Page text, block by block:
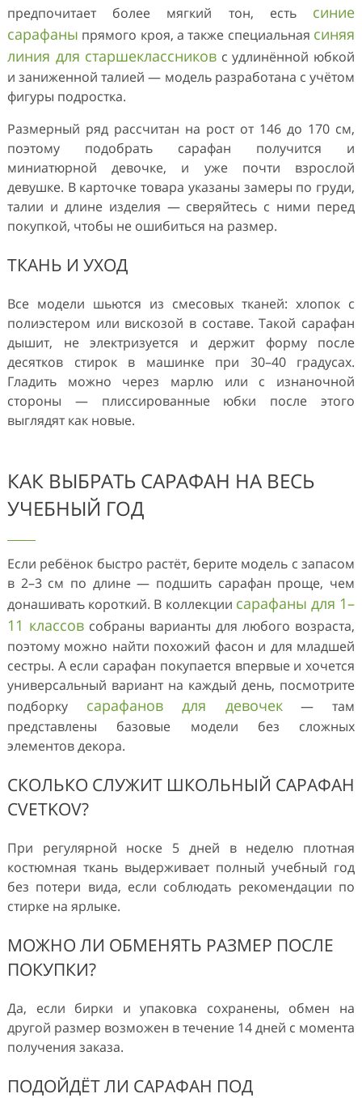
предпочитает более мягкий тон, есть синие
сарафаны прямого кроя, а также специальная синяя
линия для старшеклассников с удлинённой юбкой
и заниженной талией — модель разработана с учётом
фигуры подростка.
Размерный ряд рассчитан на рост от 146 до 170 см,
поэтому подобрать сарафан получится и
миниатюрной девочке, и уже почти взрослой
девушке. В карточке товара указаны замеры по груди,
талии и длине изделия — сверяйтесь с ними перед
покупкой, чтобы не ошибиться на размер.
ТКАНЬ И УХОД
Все модели шьются из смесовых тканей: хлопок с
полиэстером или вискозой в составе. Такой сарафан
дышит, не электризуется и держит форму после
десятков стирок в машинке при 30–40 градусах.
Гладить можно через марлю или с изнаночной
стороны — плиссированные юбки после этого
выглядят как новые.
КАК ВЫБРАТЬ САРАФАН НА ВЕСЬ
УЧЕБНЫЙ ГОД
Если ребёнок быстро растёт, берите модель с запасом
в 2–3 см по длине — подшить сарафан проще, чем
донашивать короткий. В коллекции сарафаны для 1–
11 классов собраны варианты для любого возраста,
поэтому можно найти похожий фасон и для младшей
сестры. А если сарафан покупается впервые и хочется
универсальный вариант на каждый день, посмотрите
подборку сарафанов для девочек— там
представлены базовые модели без сложных
элементов декора.
СКОЛЬКО СЛУЖИТ ШКОЛЬНЫЙ САРАФАН
CVETKOV?
При регулярной носке 5 дней в неделю плотная
костюмная ткань выдерживает полный учебный год
без потери вида, если соблюдать рекомендации по
стирке на ярлыке.
МОЖНО ЛИ ОБМЕНЯТЬ РАЗМЕР ПОСЛЕ
ПОКУПКИ?
Да, если бирки и упаковка сохранены, обмен на
другой размер возможен в течение 14 дней с момента
получения заказа.
ПОДОЙДЁТ ЛИ САРАФАН ПОД